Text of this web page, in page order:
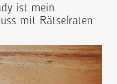
ist mein
mit Rätselraten